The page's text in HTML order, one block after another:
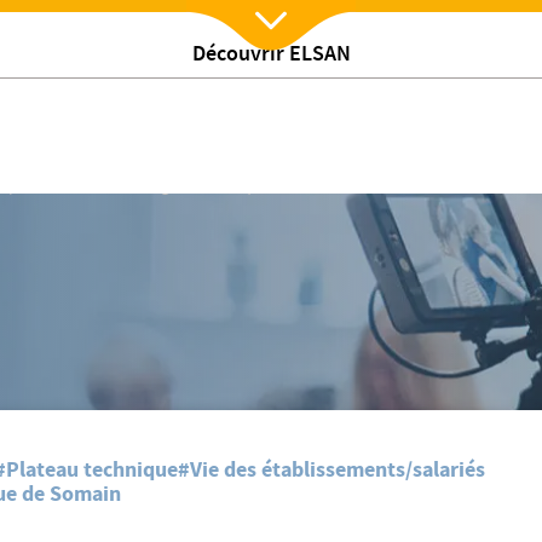
Découvrir ELSAN
Nx:Afficher menu
/Interview métier : Agent technique
technique#Vie des établissements/salariés
de Somain